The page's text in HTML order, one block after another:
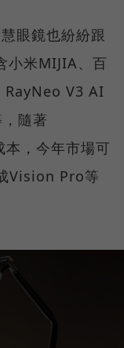
眼鏡也紛紛跟
小米MIJIA、百
RayNeo V3 AI
隨著
，今年市場可
Vision Pro等